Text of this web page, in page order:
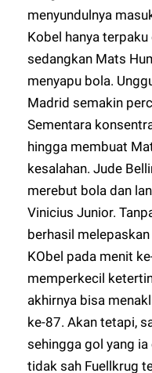
menyundulnya
Kobel hanya
sedangkan Mats
menyapu bola.
Madrid semakin
Sementara
hingga membuat
kesalahan. Jude
merebut bola dan
Vinicius Junior.
berhasil
KObel pada menit
memperkecil
akhirnya bisa
ke-87. Akan tetapi,
sehingga gol yang
tidak sah Fuellkrug